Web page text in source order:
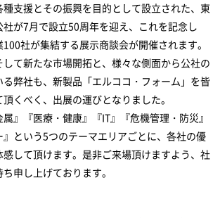
支援とその振興を目的として設立された、東
が7月で設立50周年を迎え、これを記念し
社が集結する展示商談会が開催されます。
て新たな市場開拓と、様々な側面から公社の
弊社も、新製品「エルココ・フォーム」を皆
くべく、出展の運びとなりました。
』『医療・健康』『IT』『危機管理・防災』
』という5つのテーマエリアごとに、各社の優
して頂けます。是非ご来場頂けますよう、社
申し上げております。